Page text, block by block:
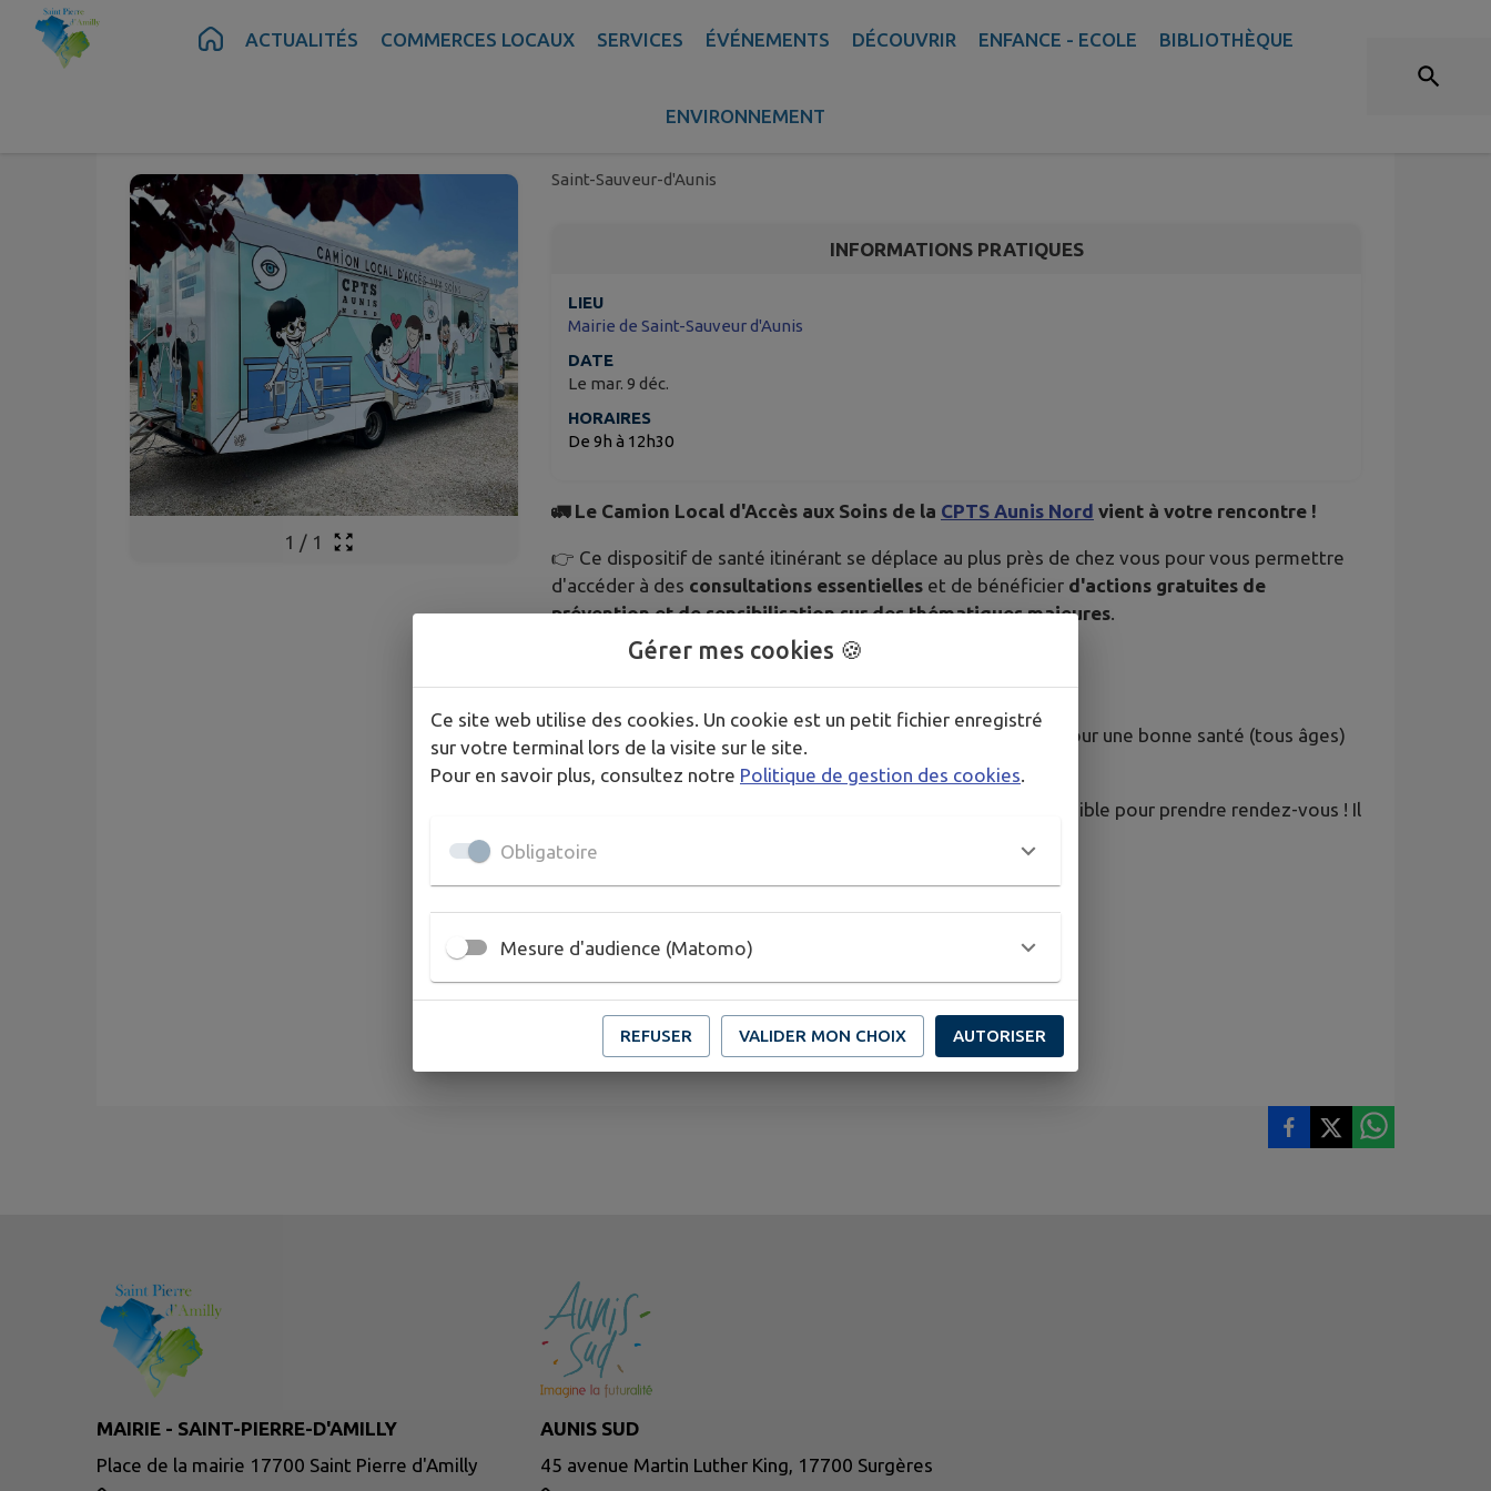
Contenu Recherche Pied de page
ACTUALITÉS COMMERCES LOCAUX SERVICES ÉVÉNEMENTS DÉCOUVRIR ENFANCE - ECOLE BIBLIOTHÈQUE
ENVIRONNEMENT
1 / 1
Saint-Sauveur-d'Aunis
INFORMATIONS PRATIQUES
LIEU
Mairie de Saint-Sauveur d'Aunis
DATE
Le mar. 9 déc.
HORAIRES
De 9h à 12h30
🚛 Le Camion Local d'Accès aux Soins de la CPTS Aunis Nord vient à votre rencontre !
👉 Ce dispositif de santé itinérant se déplace au plus près de chez vous pour vous permettre
d'accéder à des consultations essentielles et de bénéficier d'actions gratuites de
prévention et de sensibilisation sur des thématiques majeures.
🔎 Mardi 9 décembre :
Alimentation santé : échanges autour de la diététique pour une bonne santé (tous âges)
: un numéro de téléphone est désormais disponible pour prendre rendez-vous ! Il
PLUS D'INFORMATIONS
https://www.cpts-aunisnord.fr/camion-soins-prevention/
MAIRIE - SAINT-PIERRE-D'AMILLY
Place de la mairie 17700 Saint Pierre d'Amilly
AUNIS SUD
45 avenue Martin Luther King, 17700 Surgères
Gérer mes cookies 🍪
Ce site web utilise des cookies. Un cookie est un petit fichier enregistré
sur votre terminal lors de la visite sur le site.
Pour en savoir plus, consultez notre Politique de gestion des cookies.
Obligatoire
Mesure d'audience (Matomo)
REFUSER VALIDER MON CHOIX AUTORISER